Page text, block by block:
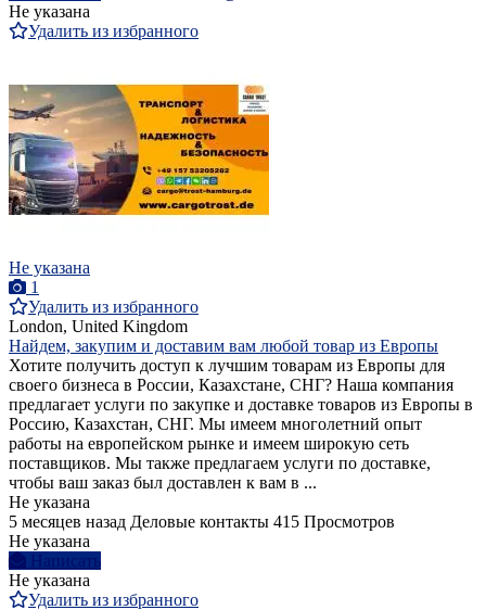
Не указана
Удалить из избранного
Не указана
1
Удалить из избранного
London, United Kingdom
Найдем, закупим и доставим вам любой товар из Европы
Хотите получить доступ к лучшим товарам из Европы для
своего бизнеса в России, Казахстане, СНГ? Наша компания
предлагает услуги по закупке и доставке товаров из Европы в
Россию, Казахстан, СНГ. Мы имеем многолетний опыт
работы на европейском рынке и имеем широкую сеть
поставщиков. Мы также предлагаем услуги по доставке,
чтобы ваш заказ был доставлен к вам в ...
Не указана
5 месяцев назад Деловые контакты 415 Просмотров
Не указана
Написать
Не указана
Удалить из избранного